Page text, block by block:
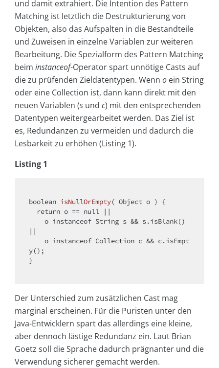
und damit extrahiert. Die Intention des Pattern
Matching ist letztlich die Destrukturierung von
Objekten, also das Aufspalten in die Bestandteile
und Zuweisen in einzelne Variablen zur weiteren
Bearbeitung. Die Spezialform des Pattern Matching
beim instanceof-Operator spart unnötige Casts auf
die zu prüfenden Zieldatentypen. Wenn o ein String
oder eine Collection ist, dann kann direkt mit den
neuen Variablen (s und c) mit den entsprechenden
Datentypen weitergearbeitet werden. Das Ziel ist
es, Redundanzen zu vermeiden und dadurch die
Lesbarkeit zu erhöhen (Listing 1).
Listing 1
boolean isNullOrEmpty( Object o )
{
return o == null ||
    o
instanceof String s && s.isBlank()
||
    o
instanceof Collection c && c.isEmpt
y();
}
Der Unterschied zum zusätzlichen Cast mag
marginal erscheinen. Für die Puristen unter den
Java-Entwicklern spart das allerdings eine kleine,
aber dennoch lästige Redundanz ein. Laut Brian
Goetz soll die Sprache dadurch prägnanter und die
Verwendung sicherer gemacht werden.